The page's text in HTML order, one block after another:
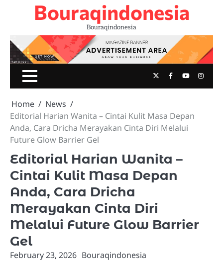
Bouraqindonesia
Bouraqindonesia
TwitterFacebook
Youtube
Home
News
Editorial Harian Wanita – Cintai Kulit Masa Depan
Anda, Cara Dricha Merayakan Cinta Diri Melalui
Future Glow Barrier Gel
Editorial Harian Wanita –
Cintai Kulit Masa Depan
Anda, Cara Dricha
Merayakan Cinta Diri
Melalui Future Glow Barrier
Gel
February 23, 2026 Bouraqindonesia